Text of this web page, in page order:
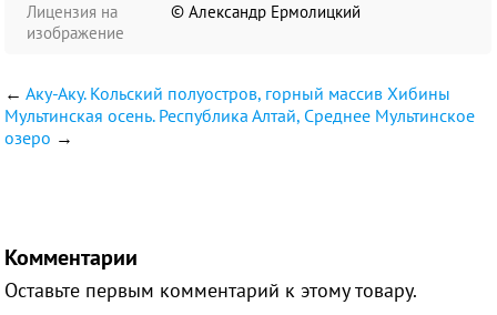
Лицензия на
изображение
© Александр Ермолицкий
←Аку-Аку. Кольский полуостров, горный массив Хибины
Мультинская осень. Республика Алтай, Среднее Мультинское
озеро →
Комментарии
Оставьте первым комментарий к этому товару.